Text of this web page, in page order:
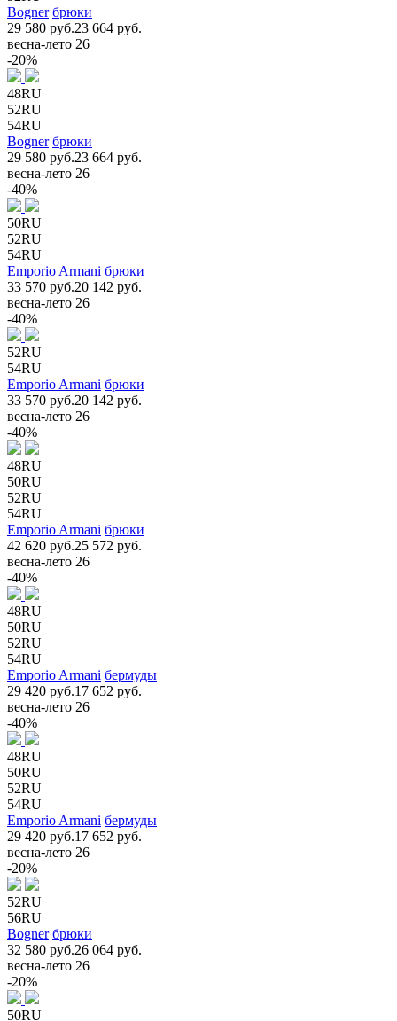
Bogner брюки
29 580 руб.23 664 руб.
весна-лето 26
-20%
48RU
52RU
54RU
Bogner брюки
29 580 руб.23 664 руб.
весна-лето 26
-40%
50RU
52RU
54RU
Emporio Armani брюки
33 570 руб.20 142 руб.
весна-лето 26
-40%
52RU
54RU
Emporio Armani брюки
33 570 руб.20 142 руб.
весна-лето 26
-40%
48RU
50RU
52RU
54RU
Emporio Armani брюки
42 620 руб.25 572 руб.
весна-лето 26
-40%
48RU
50RU
52RU
54RU
Emporio Armani бермуды
29 420 руб.17 652 руб.
весна-лето 26
-40%
48RU
50RU
52RU
54RU
Emporio Armani бермуды
29 420 руб.17 652 руб.
весна-лето 26
-20%
52RU
56RU
Bogner брюки
32 580 руб.26 064 руб.
весна-лето 26
-20%
50RU